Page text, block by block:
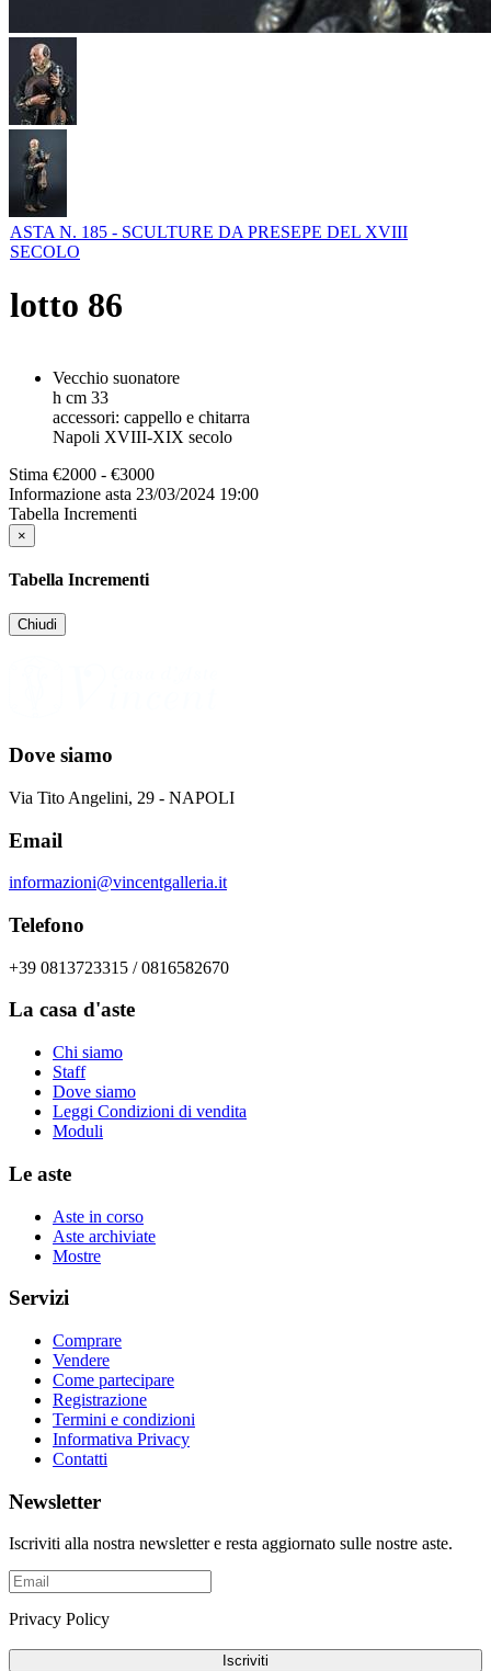
ASTA N. 185 - SCULTURE DA PRESEPE DEL XVIII
SECOLO
lotto 86
Vecchio suonatore
h cm 33
accessori: cappello e chitarra
Napoli XVIII-XIX secolo
Stima €2000 - €3000
Informazione asta 23/03/2024 19:00
Tabella Incrementi
×
Tabella Incrementi
Chiudi
Dove siamo
Via Tito Angelini, 29 - NAPOLI
Email
informazioni@vincentgalleria.it
Telefono
+39 0813723315 / 0816582670
La casa d'aste
Chi siamo
Staff
Dove siamo
Leggi Condizioni di vendita
Moduli
Le aste
Aste in corso
Aste archiviate
Mostre
Servizi
Comprare
Vendere
Come partecipare
Registrazione
Termini e condizioni
Informativa Privacy
Contatti
Newsletter
Iscriviti alla nostra newsletter e resta aggiornato sulle nostre aste.
Privacy Policy
Iscriviti